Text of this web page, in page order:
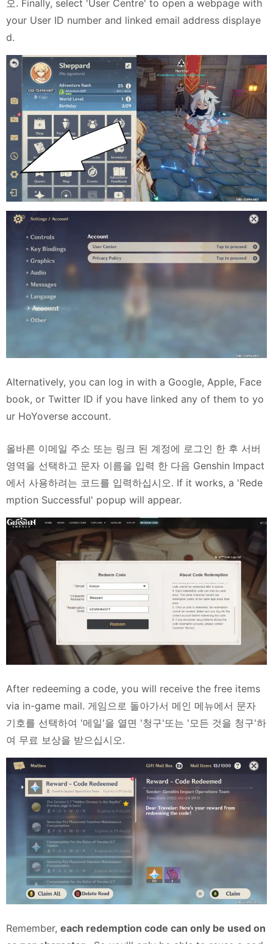
오. Finally, select 'User Centre' to open a webpage with
your User ID number and linked email address displaye
d.
Alternatively, you can log in with a Google, Apple, Face
book, or Twitter ID if you have linked any of them to yo
ur HoYoverse account.
올바른 이메일 주소 또는 링크 된 계정에 로그인 한 후 서버
영역을 선택하고 문자 이름을 입력 한 다음 Genshin Impact
에서 사용하려는 코드를 입력하십시오. If it works, a 'Rede
mption Successful' popup will appear.
After redeeming a code, you will receive the free items
via in-game mail. 게임으로 돌아가서 메인 메뉴에서 문자
기호를 선택하여 '메일'을 열면 '청구'또는 '모든 것을 청구'하
여 무료 보상을 받으십시오.
Remember, each redemption code can only be used on